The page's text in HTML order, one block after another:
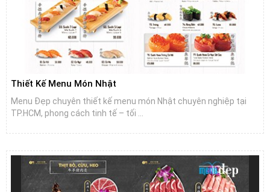
Thiết Kế Menu Món Nhật
Menu Đẹp chuyên thiết kế menu món Nhật chuyên nghiệp tại
TP.HCM, phong cách tinh tế – tối ...